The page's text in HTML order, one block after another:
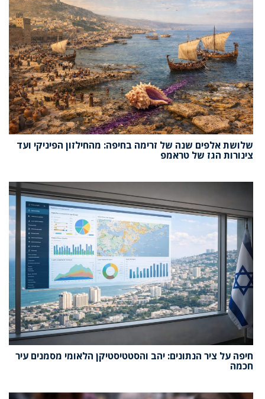
שלושת אלפים שנה של זרימה בחיפה: מהחילזון הפיניקי ועד
צינורות הגז של טראמפ
חיפה על ציר הנתונים: יהב והסטטיסטיקן הלאומי מסמנים עיר
חכמה